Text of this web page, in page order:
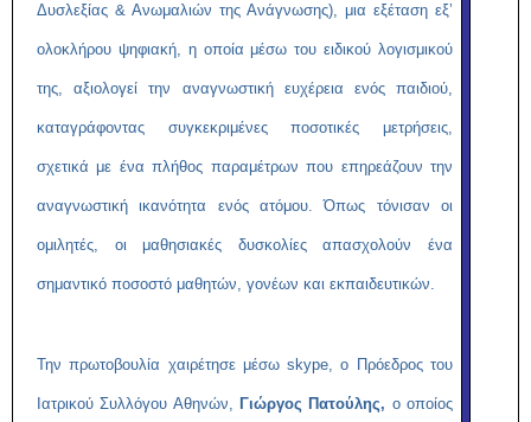
Δυσλεξίας & Ανωμαλιών της Ανάγνωσης), μια εξέταση εξ’
ολοκλήρου ψηφιακή, η οποία μέσω του ειδικού λογισμικού
της, αξιολογεί την αναγνωστική ευχέρεια ενός παιδιού,
καταγράφοντας συγκεκριμένες ποσοτικές μετρήσεις,
σχετικά με ένα πλήθος παραμέτρων που επηρεάζουν την
αναγνωστική ικανότητα ενός ατόμου. Όπως τόνισαν οι
ομιλητές, οι μαθησιακές δυσκολίες απασχολούν ένα
σημαντικό ποσοστό μαθητών, γονέων και εκπαιδευτικών.
Την πρωτοβουλία χαιρέτησε μέσω skype, ο Πρόεδρος του
Ιατρικού Συλλόγου Αθηνών, Γιώργος Πατούλης, ο οποίος